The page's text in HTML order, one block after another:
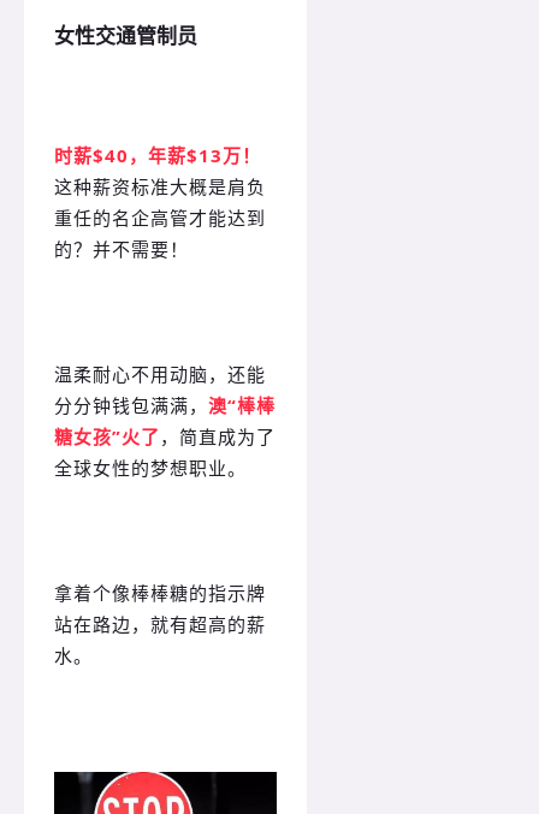
女性交通管制员
时薪$40，年薪$13万！
这种薪资标准大概是肩负
重任的名企高管才能达到
的？并不需要！
温柔耐心不用动脑，还能
分分钟钱包满满， 澳“棒棒
糖女孩”火了 ，简直成为了
全球女性的梦想职业。
拿着个像棒棒糖的指示牌
站在路边，就有超高的薪
水。